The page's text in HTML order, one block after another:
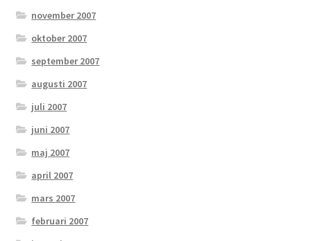
november 2007
oktober 2007
september 2007
augusti 2007
juli 2007
juni 2007
maj 2007
april 2007
mars 2007
februari 2007